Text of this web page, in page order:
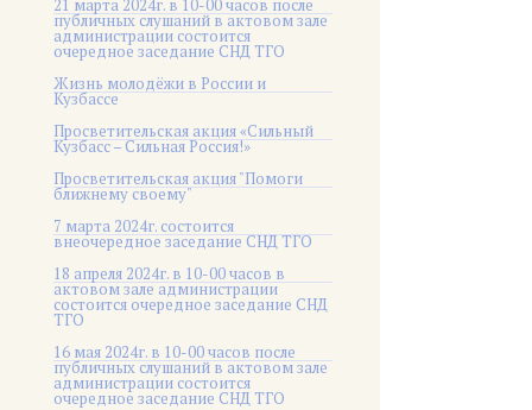
21 марта 2024г. в 10-00 часов после
публичных слушаний в актовом зале
администрации состоится
очередное заседание СНД ТГО
Жизнь молодёжи в России и
Кузбассе
Просветительская акция «Сильный
Кузбасс – Сильная Россия!»
Просветительская акция "Помоги
ближнему своему"
7 марта 2024г. состоится
внеочередное заседание СНД ТГО
18 апреля 2024г. в 10-00 часов в
актовом зале администрации
состоится очередное заседание СНД
ТГО
16 мая 2024г. в 10-00 часов после
публичных слушаний в актовом зале
администрации состоится
очередное заседание СНД ТГО